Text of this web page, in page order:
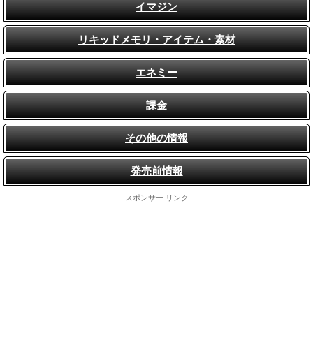
イマジン
リキッドメモリ・アイテム・素材
エネミー
課金
その他の情報
発売前情報
スポンサー リンク